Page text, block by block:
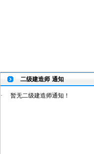
二级建造师 通知
· 暂无二级建造师通知！